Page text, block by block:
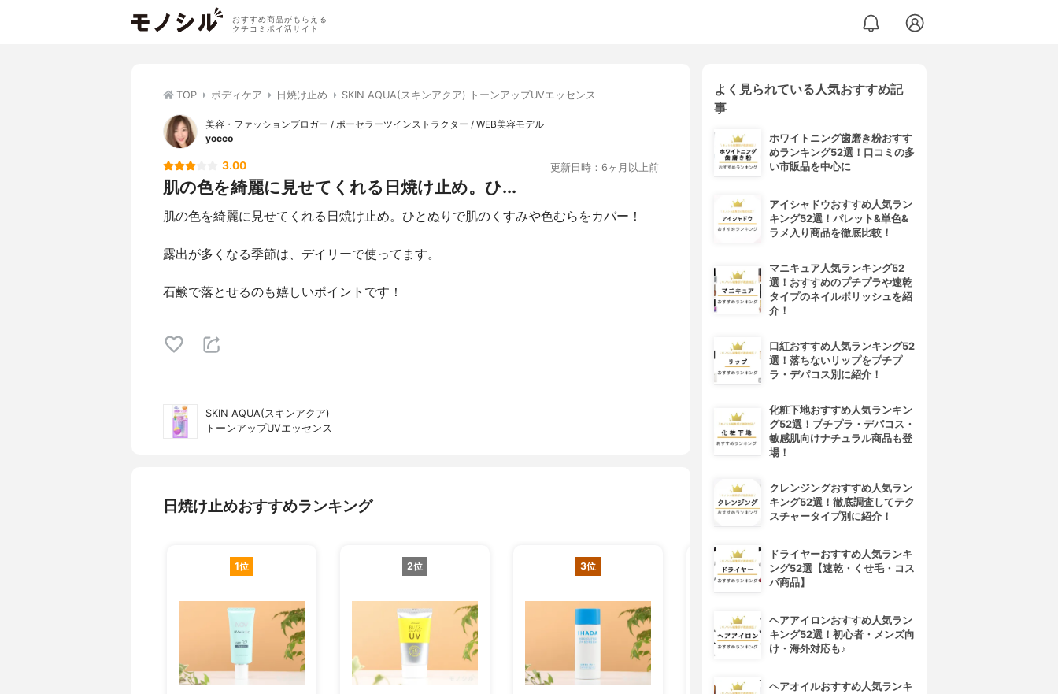
おすすめ商品がもらえる
クチコミポイ活サイト
TOP ボディケア 日焼け止め SKIN AQUA(スキンアクア) トーンアップUVエッセンス
美容・ファッションブロガー / ポーセラーツインストラクター / WEB美容モデル
yocco
3.00 更新日時：6ヶ月以上前
肌の色を綺麗に見せてくれる日焼け止め。ひ...
肌の色を綺麗に見せてくれる日焼け止め。ひとぬりで肌のくすみや色むらをカバー！
露出が多くなる季節は、デイリーで使ってます。
石鹸で落とせるのも嬉しいポイントです！
SKIN AQUA(スキンアクア)
トーンアップUVエッセンス
日焼け止めおすすめランキング
1位 2位 3位 4位
よく見られている人気おすすめ記
事
ホワイトニング歯磨き粉おすす
めランキング52選！口コミの多
い市販品を中心に
アイシャドウおすすめ人気ラン
キング52選！パレット&単色&
ラメ入り商品を徹底比較！
マニキュア人気ランキング52
選！おすすめのプチプラや速乾
タイプのネイルポリッシュを紹
介！
口紅おすすめ人気ランキング52
選！落ちないリップをプチプ
ラ・デパコス別に紹介！
化粧下地おすすめ人気ランキン
グ52選！プチプラ・デパコス・
敏感肌向けナチュラル商品も登
場！
クレンジングおすすめ人気ラン
キング52選！徹底調査してテク
スチャータイプ別に紹介！
ドライヤーおすすめ人気ランキ
ング52選【速乾・くせ毛・コス
パ商品】
ヘアアイロンおすすめ人気ラン
キング52選！初心者・メンズ向
け・海外対応も♪
ヘアオイルおすすめ人気ランキ